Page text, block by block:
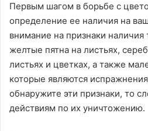
Первым шагом в борьбе с
определение ее наличия на
внимание на признаки наличия
желтые пятна на листьях,
листьях и цветках, а также
которые являются
обнаружите эти признаки, то
действиям по их уничтожению.